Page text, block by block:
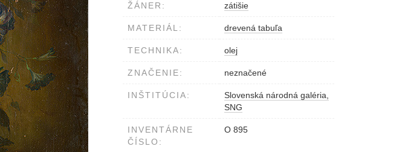
ŽÁNER: zátišie
MATERIÁL: drevená tabuľa
TECHNIKA: olej
ZNAČENIE: neznačené
INŠTITÚCIA:
Slovenská národná galéria,
SNG
INVENTÁRNE
ČÍSLO:
O 895